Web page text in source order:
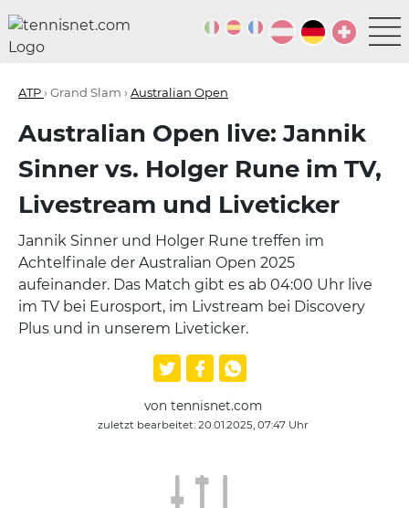
ATP› Grand Slam › Australian Open
Australian Open live: Jannik
Sinner vs. Holger Rune im TV,
Livestream und Liveticker
Jannik Sinner und Holger Rune treffen im
Achtelfinale der Australian Open 2025
aufeinander. Das Match gibt es ab 04:00 Uhr live
im TV bei Eurosport, im Livstream bei Discovery
Plus und in unserem Liveticker.
von tennisnet.com
zuletzt bearbeitet: 20.01.2025, 07:47 Uhr